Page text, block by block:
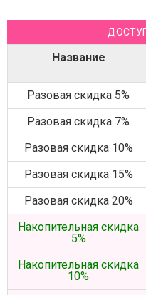
Название
Разовая скидка 5%
Разовая скидка 7%
Разовая скидка 10%
Разовая скидка 15%
Разовая скидка 20%
Накопительная скидка
5%
Накопительная скидка
10%